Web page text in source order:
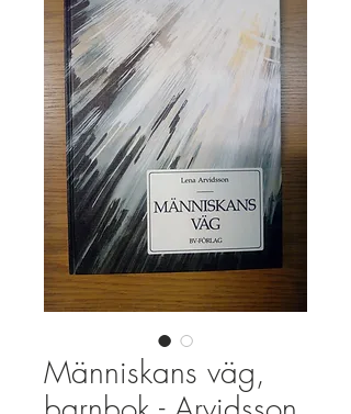
Människans väg,